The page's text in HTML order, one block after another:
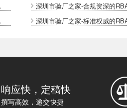
深圳市验厂之家-合规资深的
深圳市验厂之家-标准权威的
响应快，定稿快
撰写高效，递交快捷